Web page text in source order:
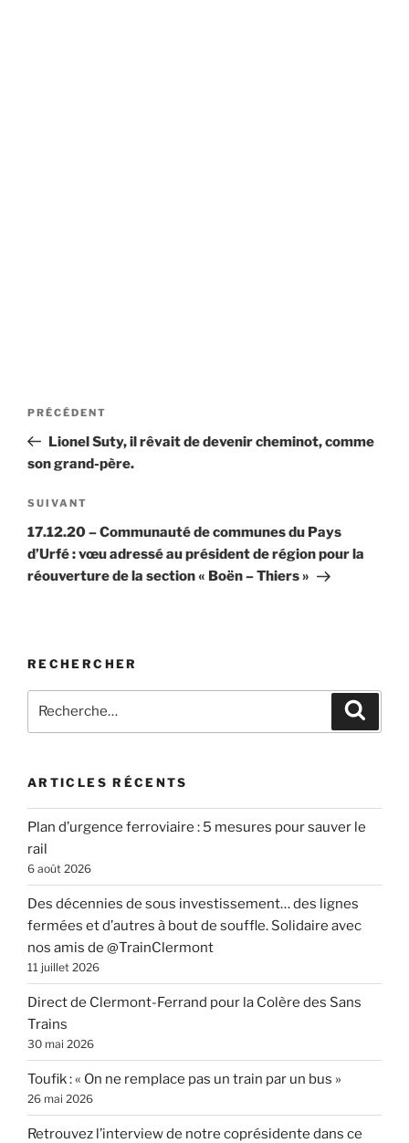
Navigation
l’article
Article
précédent
PRÉCÉDENT
Lionel Suty, il rêvait de devenir cheminot, comme
son grand-père.
Article
suivant
SUIVANT
17.12.20 – Communauté de communes du Pays
d’Urfé : vœu adressé au président de région pour la
réouverture de la section « Boën – Thiers »
RECHERCHER
pour
ARTICLES RÉCENTS
Plan d’urgence ferroviaire : 5 mesures pour sauver le
rail
6 août 2026
Des décennies de sous investissement… des lignes
fermées et d’autres à bout de souffle. Solidaire avec
nos amis de @TrainClermont
11 juillet 2026
Direct de Clermont-Ferrand pour la Colère des Sans
Trains
30 mai 2026
Toufik : « On ne remplace pas un train par un bus »
26 mai 2026
Retrouvez l’interview de notre coprésidente dans ce